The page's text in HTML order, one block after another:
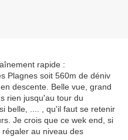
rapide :
Plagnes soit 560m de déniv
descente. Belle vue, grand
rien jusqu'au tour du
belle, .... , qu'il faut se retenir
Je crois que ce wek end, si
au niveau des